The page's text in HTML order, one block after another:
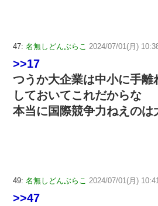
47: 名無しどんぶらこ 2024/07/01(月)
>>17
つうか大企業は中小に手離
しておいてこれだからな
本当に国際競争力ねえのは
49: 名無しどんぶらこ 2024/07/01(月)
>>47